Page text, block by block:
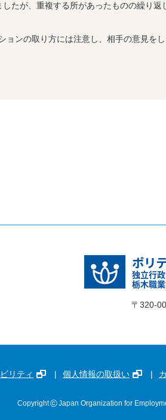
たが、重複する所があったものの繰り
ンの取り方には注意し、相手の意見を
ポリ
独立行
栃木職
〒320-
リティ 個人情報の取扱い
Copyright©Japan Organization for